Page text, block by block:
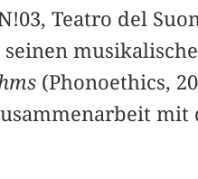
Teatro del
(Phonoethics,
mit